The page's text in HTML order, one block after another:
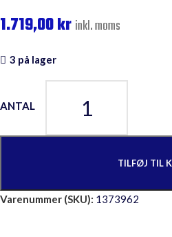
1.719,00kr inkl. moms
3 på lager
TILFØJ TIL
Varenummer (SKU): 1373962